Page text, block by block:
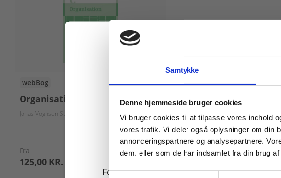
Samtykke
Denne hjemmeside bruger cookies
Vi bruger cookies til at tilpasse vores indhold
vores trafik. Vi deler også oplysninger om din
annonceringspartnere og analysepartnere.
dem, eller som de har indsamlet fra din brug af
Samtykkevalg
webBog
Organisation C, 4. udgave
Jonas Vognsen Stork Balalli Dégas
Fra
125,00 KR.
Køb læremidler og find masterclasses
For privatkunder og
For